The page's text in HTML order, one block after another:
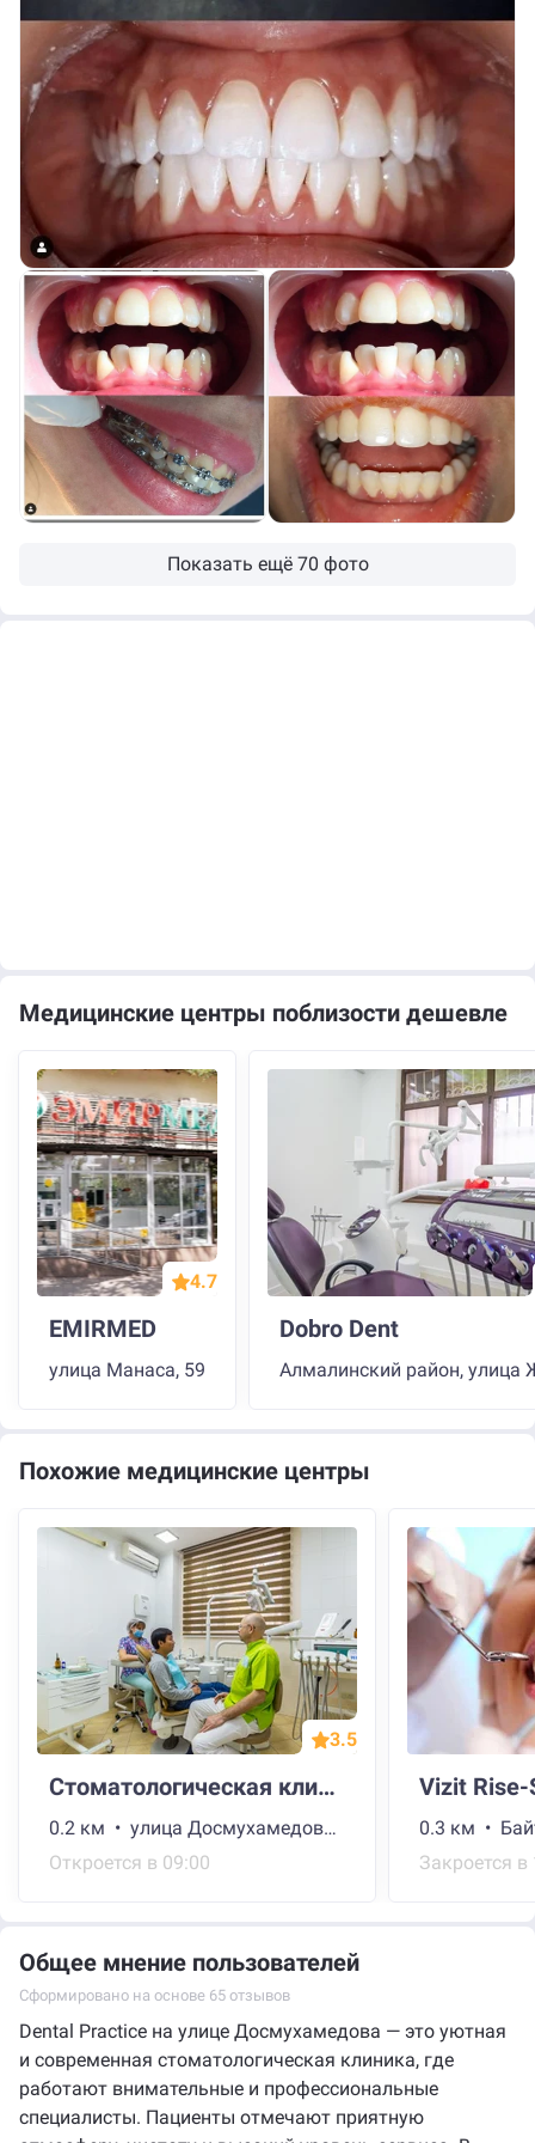
Терапевтический прием
Фторпрофилактика 3500 ₸
Установка временной пломбы
Шинирование зуба 17 000 ₸
Герметизация фиссур 10 000 ₸
Установка стекловолоконного / металлического штифта / вкладки 7000 ₸
Инкрустация зуба драгоценным камнем 20 000 ₸
Американское отбеливание зубов системой «Beyond Polus» 98 000 ₸
Комплекс домашнего отбеливания зубов 52 000 ₸
Показать ещё 70 фото
Медицинские центры поблизости дешевле
4.7
EMIRMED
улица Манаса, 59
Dobro Dent
Похожие медицинские центры
3.5
Стоматологическая клиника Da Vinci
0.2 км • улица Досмухамедова, 31/35
Откроется в 09:00
Vizit Rise-
0.3 км •
Закроется в
Общее мнение пользователей
Сформировано на основе 65 отзывов
Dental Practice на улице Досмухамедова — это уютная
и современная стоматологическая клиника, где
работают внимательные и профессиональные
специалисты. Пациенты отмечают приятную